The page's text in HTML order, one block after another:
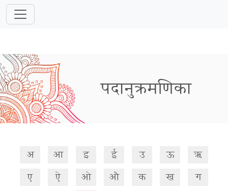
पदानुक्रमणिका
अ आ इ ई उ ऊ ऋ
ए ऐ ओ औ क ख ग